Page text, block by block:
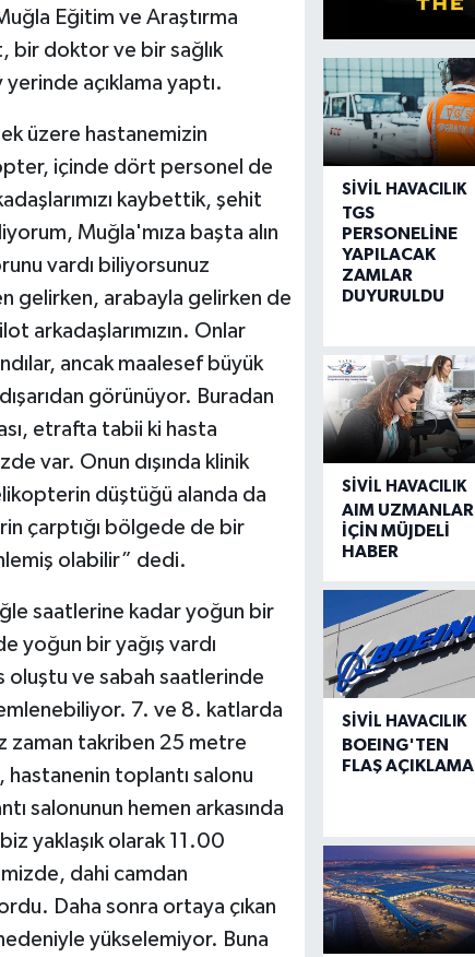
Eğitim ve Araştırma
bir doktor ve bir sağlık
açıklama yaptı.
üzere hastanemizin
içinde dört personel de
kaybettik, şehit
Muğla'mıza başta alın
vardı biliyorsunuz
gelirken, arabayla gelirken de
arkadaşlarımızın. Onlar
ancak maalesef büyük
görünüyor. Buradan
etrafta tabii ki hasta
var. Onun dışında klinik
düştüğü alanda da
çarptığı bölgede de bir
olabilir” dedi.
saatlerine kadar yoğun bir
yoğun bir yağış vardı
oluştu ve sabah saatlerinde
7. ve 8. katlarda
zaman takriben 25 metre
toplantı salonu
salonunun hemen arkasında
yaklaşık olarak 11.00
dahi camdan
Daha sonra ortaya çıkan
yükselemiyor. Buna
SIVIL HAVACILIK
TGS
PERSONELİNE
YAPILACAK
ZAMLAR
DUYURULDU
SIVIL HAVACILIK
AIM UZMANLARI
İÇİN MÜJDELİ
HABER
SIVIL HAVACILIK
BOEING'TEN
FLAŞ AÇIKLAMA